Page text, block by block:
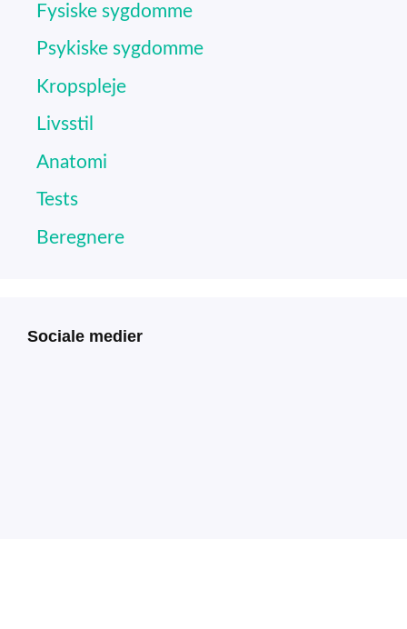
Fysiske sygdomme
Psykiske sygdomme
Kropspleje
Livsstil
Anatomi
Tests
Beregnere
Sociale medier